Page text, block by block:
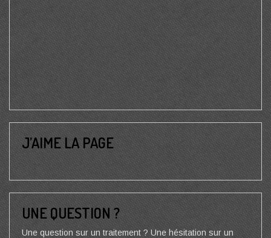
J’AIME LA PAGE
UNE QUESTION ?
Une question sur un traitement ? Une hésitation sur un